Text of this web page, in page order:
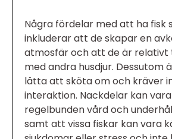
Några fördelar med att ha fisk
inkluderar att de skapar en
atmosfär och att de är
med andra husdjur. Dessutom
lätta att sköta om och kräver
interaktion. Nackdelar kan
regelbunden vård och
samt att vissa fiskar kan vara